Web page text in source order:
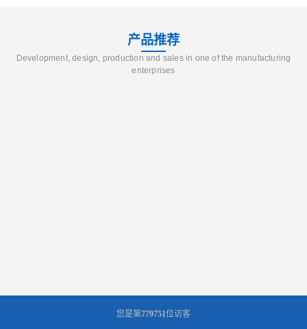
产品推荐
Development, design, production and sales in one of the manufacturing
enterprises
您是第779751位访客